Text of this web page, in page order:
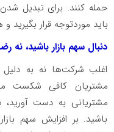
حمله کنند. برای تبدیل
باید موردتوجه قرار بگیرید
دنبال سهم بازار باشید، نه
اغلب شرکت‌ها نه به
مشتریان کافی شکست
مشتریانی به دست
باشید. بر افزایش سهم